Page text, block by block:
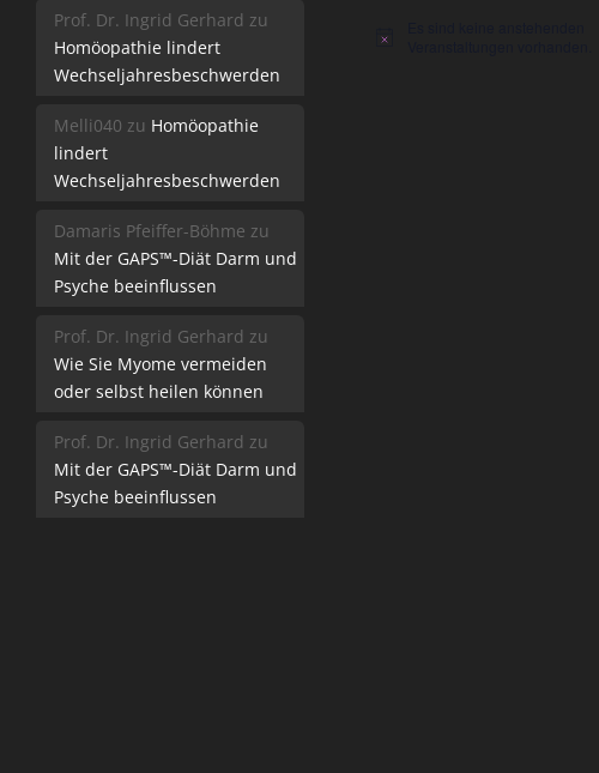
Prof. Dr. Ingrid Gerhard zu
Homöopathie lindert
Wechseljahresbeschwerden
Melli040 zu Homöopathie
lindert
Wechseljahresbeschwerden
Damaris Pfeiffer-Böhme zu
Mit der GAPS™-Diät Darm und
Psyche beeinflussen
Prof. Dr. Ingrid Gerhard zu
Wie Sie Myome vermeiden
oder selbst heilen können
Prof. Dr. Ingrid Gerhard zu
Mit der GAPS™-Diät Darm und
Psyche beeinflussen
Hinweis